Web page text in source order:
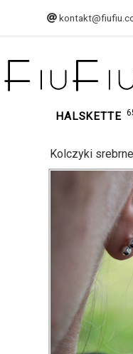
HALSKETTE
Kolczyki